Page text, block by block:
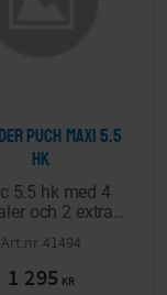
Puch Maxi 5.5
HK
5.5 hk med 4
och 2 extra
41494
1 295 KR